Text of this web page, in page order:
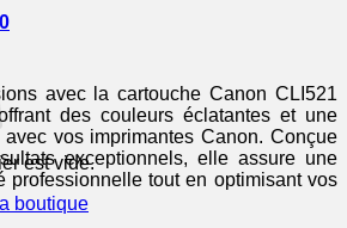
0
est vide.
boutique
avec la cartouche Canon CLI521
des couleurs éclatantes et une
vos imprimantes Canon. Conçue
exceptionnels, elle assure une
professionnelle tout en optimisant vos